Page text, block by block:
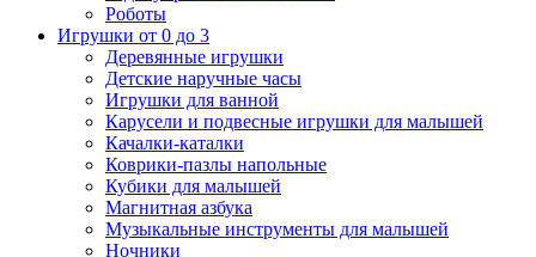
Роботы
Игрушки от 0 до 3
Деревянные игрушки
Детские наручные часы
Игрушки для ванной
Карусели и подвесные игрушки для малышей
Качалки-каталки
Коврики-пазлы напольные
Кубики для малышей
Магнитная азбука
Музыкальные инструменты для малышей
Ночники